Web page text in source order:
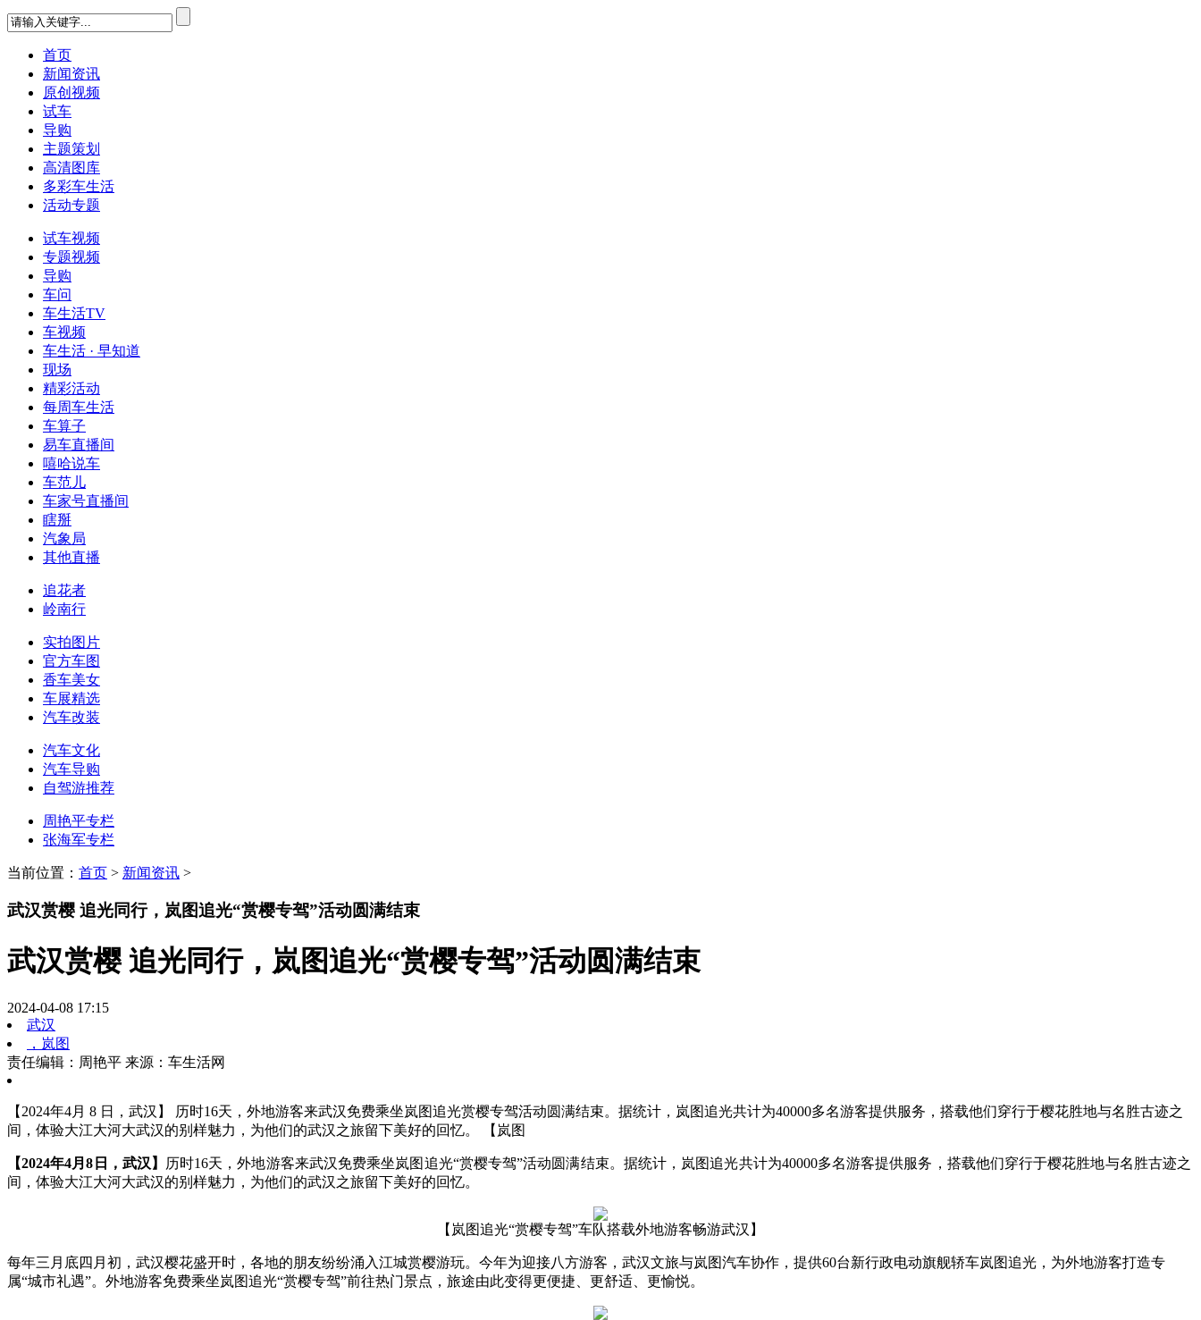
首页
新闻资讯
原创视频
试车
导购
主题策划
高清图库
多彩车生活
活动专题
试车视频
专题视频
导购
车问
车生活TV
车视频
车生活 · 早知道
现场
精彩活动
每周车生活
车算子
易车直播间
嘻哈说车
车范儿
车家号直播间
瞎掰
汽象局
其他直播
追花者
岭南行
实拍图片
官方车图
香车美女
车展精选
汽车改装
汽车文化
汽车导购
自驾游推荐
周艳平专栏
张海军专栏
当前位置： 首页 > 新闻资讯 >
武汉赏樱 追光同行，岚图追光“赏樱专驾”活动圆满结束
武汉赏樱 追光同行，岚图追光“赏樱专驾”活动圆满结束
2024-04-08 17:15
武汉
，岚图
责任编辑：周艳平 来源：车生活网
【2024年4月 8 日，武汉】 历时16天，外地游客来武汉免费乘坐岚图追光赏樱专驾活动圆满结束。据统计，岚图追光共计为40000多名游客提供服务，搭载他们穿行于樱花胜地与名胜古迹之
间，体验大江大河大武汉的别样魅力，为他们的武汉之旅留下美好的回忆。 【岚图
【2024年4月8 日，武汉】
历时16天，外地游客来武汉免费乘坐岚图追光“赏樱专驾”活动圆满结束。据统计，岚图追光共计为40000多名游客提供服务，搭载他们穿行于樱花胜地与名胜古迹之
间，体验大江大河大武汉的别样魅力，为他们的武汉之旅留下美好的回忆。
【岚图追光“赏樱专驾”车队搭载外地游客畅游武汉】
每年三月底四月初，武汉樱花盛开时，各地的朋友纷纷涌入江城赏樱游玩。今年为迎接八方游客，武汉文旅与岚图汽车协作，提供60台新行政电动旗舰轿车岚图追光，为外地游客打造专
属“城市礼遇”。外地游客免费乘坐岚图追光“赏樱专驾”前往热门景点，旅途由此变得更便捷、更舒适、更愉悦。